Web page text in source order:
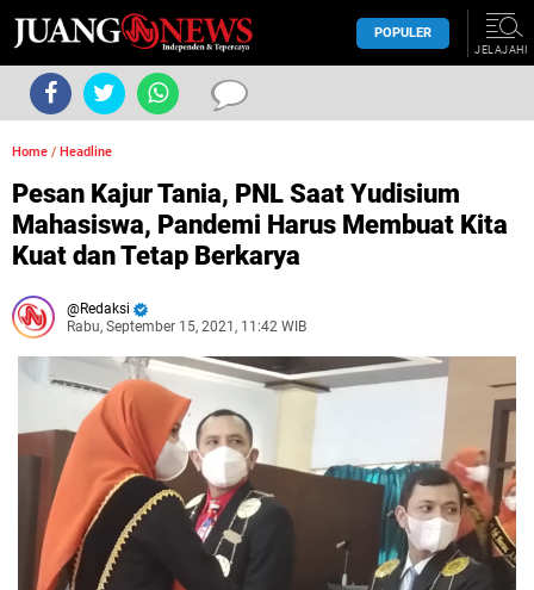
POPULER
JELAJAHI
Home / Headline
Pesan Kajur Tania, PNL Saat Yudisium
Mahasiswa, Pandemi Harus Membuat Kita
Kuat dan Tetap Berkarya
Redaksi
Rabu, September 15, 2021, 11:42 WIB